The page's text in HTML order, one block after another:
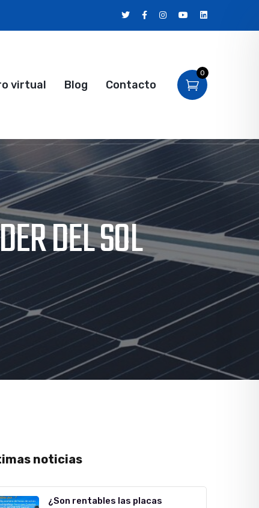
virtual Blog Contacto
0
DEL SOL
noticias
¿Son rentables las placas